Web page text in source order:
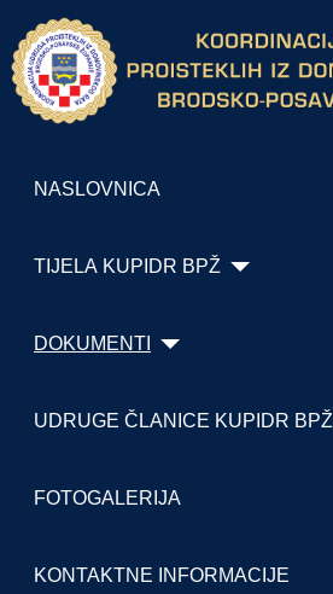
NASLOVNICA
TIJELA KUPIDR BPŽ
DOKUMENTI
UDRUGE ČLANICE KUPIDR BPŽ
FOTOGALERIJA
KONTAKTNE INFORMACIJE